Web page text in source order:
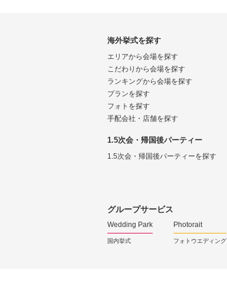
海外挙式を探す
エリアから会場を探す
こだわりから会場を探す
ランキングから会場を探す
プランを探す
フォトを探す
手配会社・店舗を探す
1.5次会・帰国後パーティー
1.5次会・帰国後パーティーを探す
グループサービス
Wedding Park
国内挙式
Photorait
フォトウエディング